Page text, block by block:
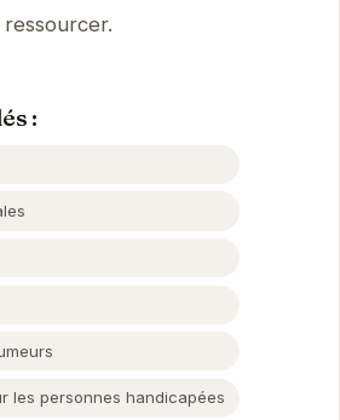
:
les personnes handicapées